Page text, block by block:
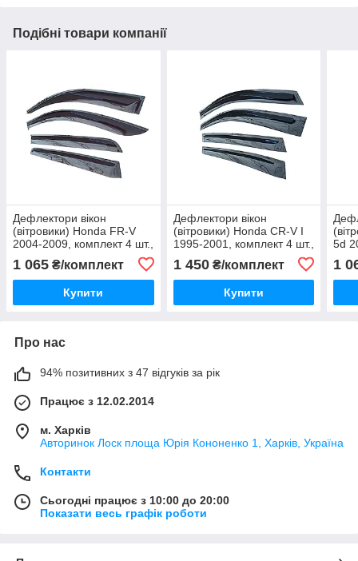
Подібні товари компанії
Дефлектори вікон
(вітровики) Honda FR-V
2004-2009, комплект 4 шт.,
1 065 ₴/комплект
Купити
Дефлектори вікон
(вітровики) Honda CR-V I
1995-2001, комплект 4 шт.,
1 450₴/комплект
Купити
5d
1
Про нас
94% позитивних з 47 відгуків за рік
Працює з 12.02.2014
м. Харків
Авторинок Лоск площа Юрія Кононенко 1, Харків, Україна
Контакти
Сьогодні працює з 10:00 до 20:00
Показати весь графік роботи